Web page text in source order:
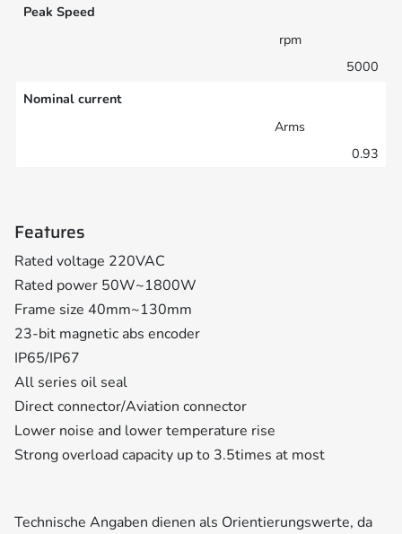
Peak Speed
rpm
5000
Nominal current
Arms
0.93
Features
Rated voltage 220VAC
Rated power 50W~1800W
Frame size 40mm~130mm
23-bit magnetic abs encoder
IP65/IP67
All series oil seal
Direct connector/Aviation connector
Lower noise and lower temperature rise
Strong overload capacity up to 3.5times at most
Technische Angaben dienen als Orientierungswerte, da